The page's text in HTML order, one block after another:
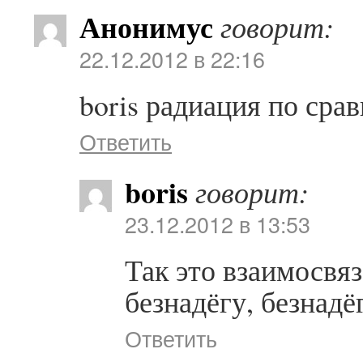
Анонимус говорит:
22.12.2012 в 22:16
boris радиация по
Ответить
boris говорит:
23.12.2012 в 13:53
Так это
безнадёгу,
Ответить